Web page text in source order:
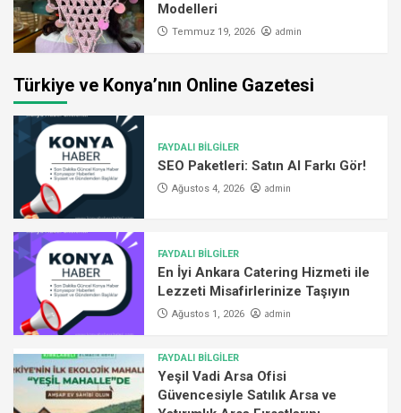
Modelleri
Temmuz 19, 2026 admin
Türkiye ve Konya’nın Online Gazetesi
FAYDALI BİLGİLER
SEO Paketleri: Satın Al Farkı Gör!
Ağustos 4, 2026 admin
FAYDALI BİLGİLER
En İyi Ankara Catering Hizmeti ile
Lezzeti Misafirlerinize Taşıyın
Ağustos 1, 2026 admin
FAYDALI BİLGİLER
Yeşil Vadi Arsa Ofisi
Güvencesiyle Satılık Arsa ve